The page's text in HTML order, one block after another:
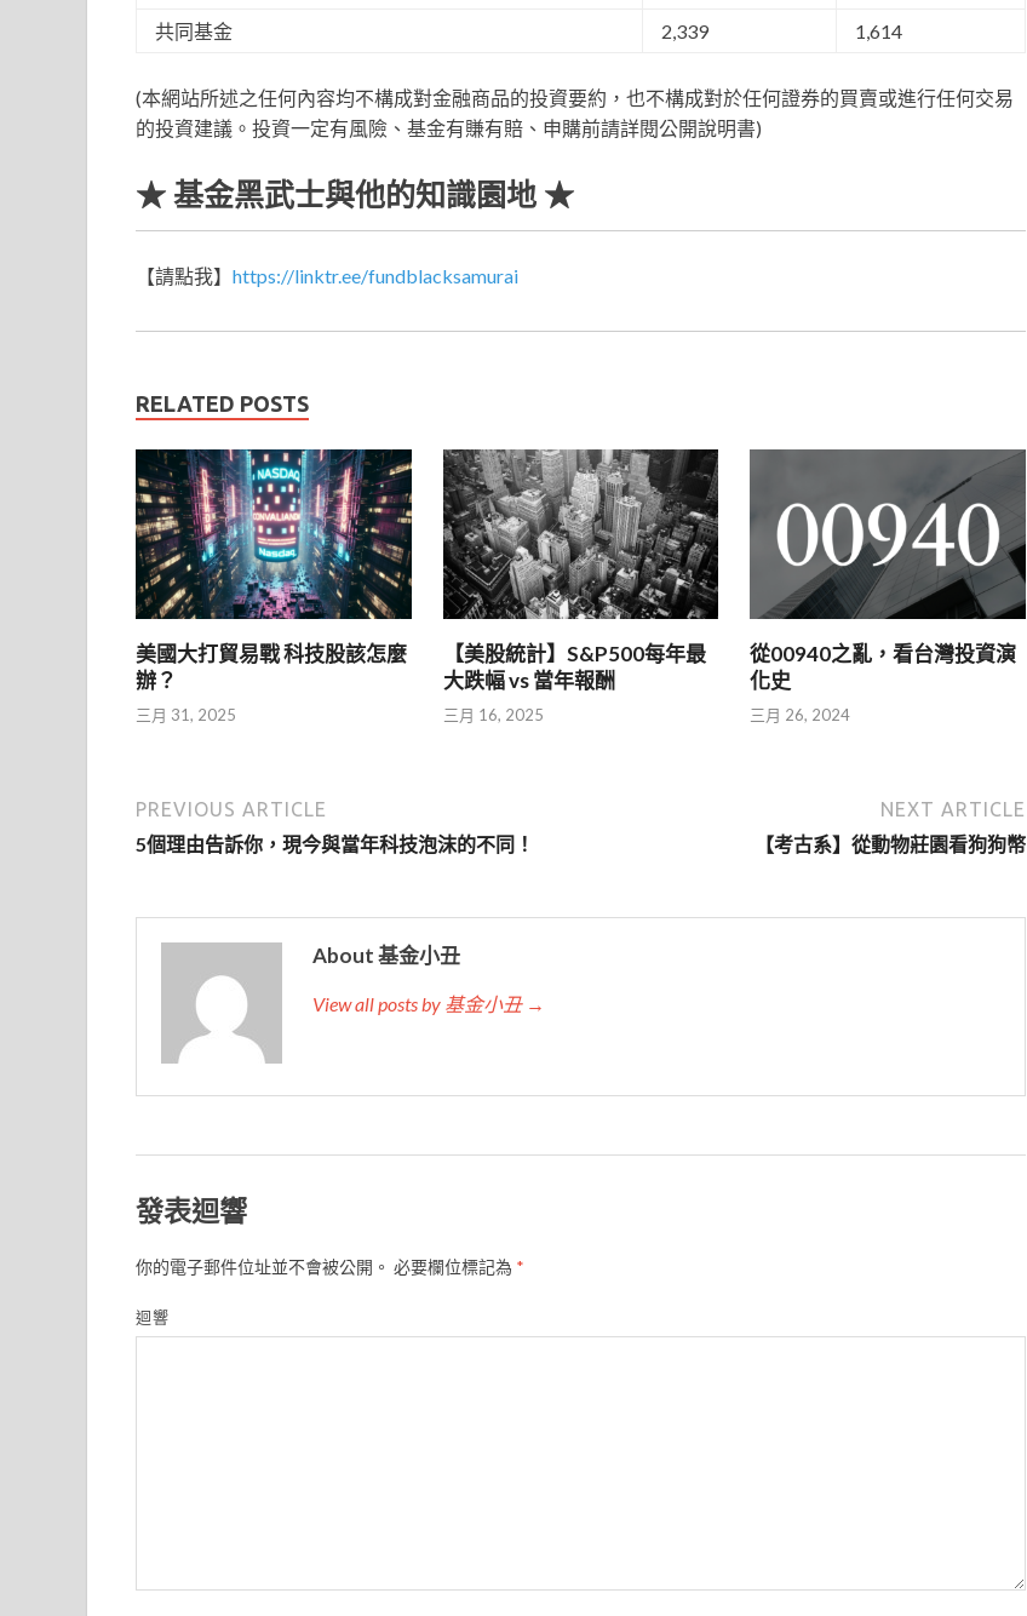
共同基金
2,339 1,614
(本網站所述之任何內容均不構成對金融商品的投資要約，也不構成對於任何證券的買賣或進行任何交易
的投資建議。投資一定有風險、基金有賺有賠、申購前請詳閱公開說明書)
★ 基金黑武士與他的知識園地 ★
【請點我】 https://linktr.ee/fundblacksamurai
RELATED POSTS
美國大打貿易戰 科技股該怎麼
辦？
三月 31, 2025
【美股統計】S&P500每年最
大跌幅 vs 當年報酬
三月 16, 2025
從00940之亂，看台灣投資演
化史
三月 26, 2024
PREVIOUS ARTICLE
5個理由告訴你，現今與當年科技泡沫的不同！
NEXT ARTICLE
【考古系】從動物莊園看狗狗幣
About 基金小丑
View all posts by 基金小丑 →
發表迴響
你的電子郵件位址並不會被公開。 必要欄位標記為 *
迴響